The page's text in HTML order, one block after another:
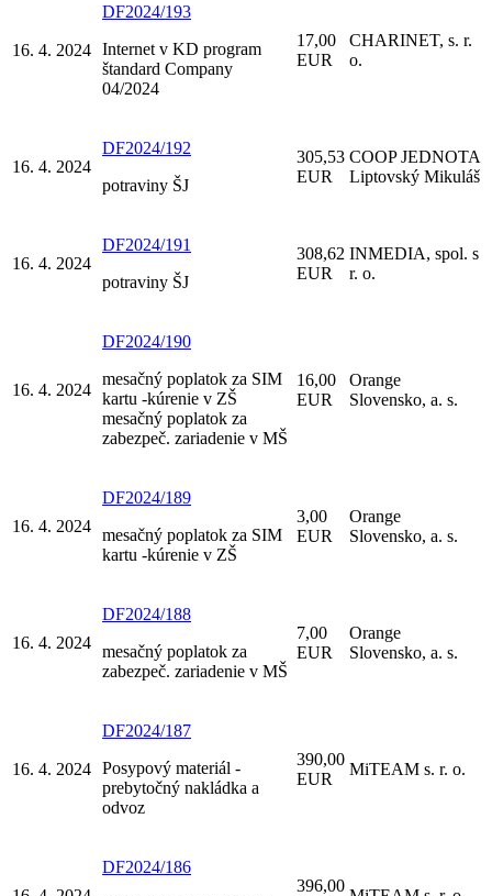
16. 4. 2024
DF2024/193
Internet v KD program
štandard Company
04/2024
17,00
EUR
CHARINET, s. r.
o.
16. 4. 2024
DF2024/192
potraviny ŠJ
305,53
EUR
COOP JEDNOTA
Liptovský Mikuláš
16. 4. 2024
DF2024/191
potraviny ŠJ
308,62
EUR
INMEDIA, spol. s
r. o.
16. 4. 2024
DF2024/190
mesačný poplatok za SIM
kartu -kúrenie v ZŠ
mesačný poplatok za
zabezpeč. zariadenie v MŠ
16,00
EUR
Orange
Slovensko, a. s.
16. 4. 2024
DF2024/189
mesačný poplatok za SIM
kartu -kúrenie v ZŠ
3,00
EUR
Orange
Slovensko, a. s.
16. 4. 2024
DF2024/188
mesačný poplatok za
zabezpeč. zariadenie v MŠ
7,00
EUR
Orange
Slovensko, a. s.
16. 4. 2024
DF2024/187
Posypový materiál -
prebytočný nakládka a
odvoz
390,00
EUR
MiTEAM s. r. o.
DF2024/186
396,00